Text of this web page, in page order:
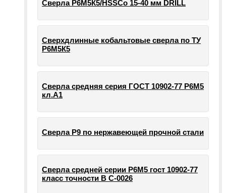
Сверла Р6М5К5/HSSCo 15-40 мм DRILL
Сверхдлинные кобальтовые сверла по ТУ
Р6М5К5
Сверла средняя серия ГОСТ 10902-77 Р6М5
кл.А1
Сверла Р9 по нержавеющей прочной стали
Сверла средней серии Р6М5 гост 10902-77
класс точности В С-0026